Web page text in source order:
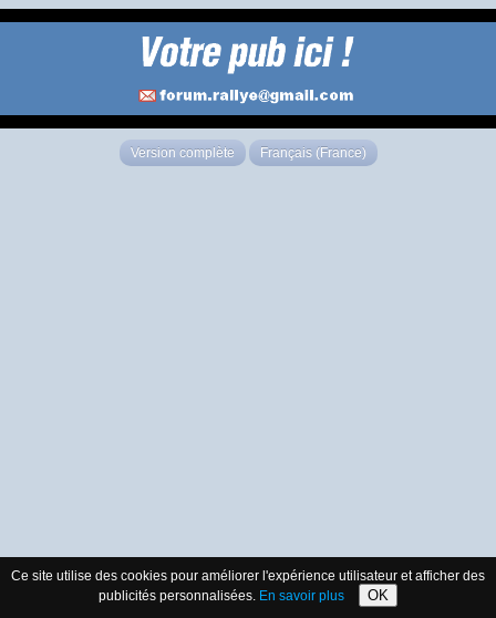
Version complète Français (France)
Ce site utilise des cookies pour améliorer l'expérience utilisateur et afficher des
publicités personnalisées. En savoir plus OK